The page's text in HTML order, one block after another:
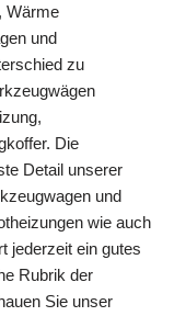
Wärme
und
zu
Die
Detail unserer
und
wie auch
jederzeit ein gutes
Rubrik der
Sie unser